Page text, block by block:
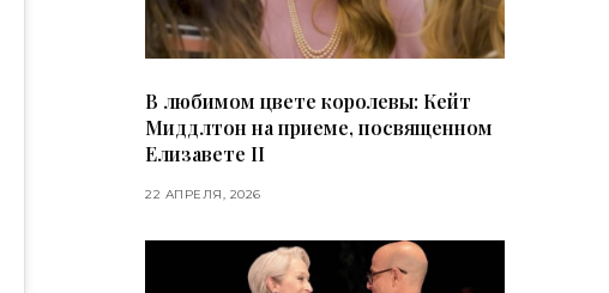
В любимом цвете королевы: Кейт
Миддлтон на приеме, посвященном
Елизавете II
22 АПРЕЛЯ, 2026